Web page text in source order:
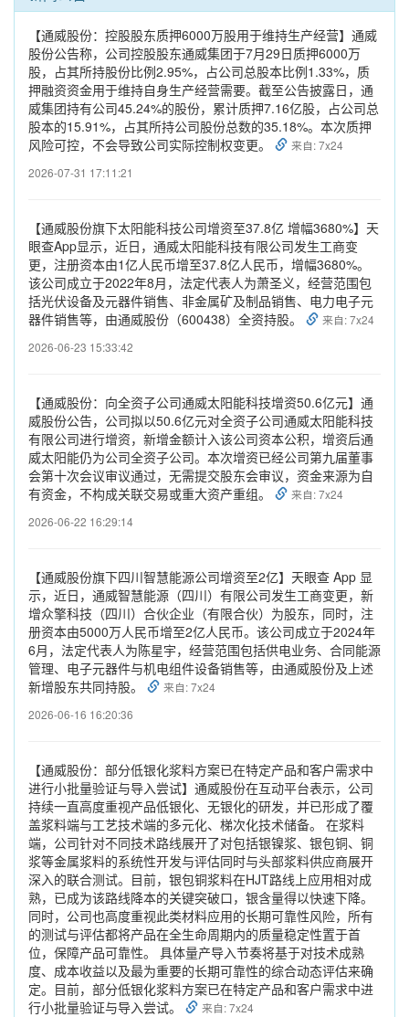
【通威股份：控股股东质押6000万股用于维持生产经营】通威
股份公告称，公司控股股东通威集团于7月29日质押6000万
股，占其所持股份比例2.95%，占公司总股本比例1.33%，质
押融资资金用于维持自身生产经营需要。截至公告披露日，通
威集团持有公司45.24%的股份，累计质押7.16亿股，占公司总
股本的15.91%，占其所持公司股份总数的35.18%。本次质押
风险可控，不会导致公司实际控制权变更。
来自: 7x24
2026-07-31 17:11:21
【通威股份旗下太阳能科技公司增资至37.8亿 增幅3680%】天
眼查App显示，近日，通威太阳能科技有限公司发生工商变
更，注册资本由1亿人民币增至37.8亿人民币，增幅3680%。
该公司成立于2022年8月，法定代表人为萧圣义，经营范围包
括光伏设备及元器件销售、非金属矿及制品销售、电力电子元
器件销售等，由通威股份（600438）全资持股。
来自: 7x24
2026-06-23 15:33:42
【通威股份：向全资子公司通威太阳能科技增资50.6亿元】通
威股份公告，公司拟以50.6亿元对全资子公司通威太阳能科技
有限公司进行增资，新增金额计入该公司资本公积，增资后通
威太阳能仍为公司全资子公司。本次增资已经公司第九届董事
会第十次会议审议通过，无需提交股东会审议，资金来源为自
有资金，不构成关联交易或重大资产重组。
来自: 7x24
2026-06-22 16:29:14
【通威股份旗下四川智慧能源公司增资至2亿】天眼查 App 显
示，近日，通威智慧能源（四川）有限公司发生工商变更，新
增众擎科技（四川）合伙企业（有限合伙）为股东，同时，注
册资本由5000万人民币增至2亿人民币。该公司成立于2024年
6月，法定代表人为陈星宇，经营范围包括供电业务、合同能源
管理、电子元器件与机电组件设备销售等，由通威股份及上述
新增股东共同持股。
来自: 7x24
2026-06-16 16:20:36
【通威股份：部分低银化浆料方案已在特定产品和客户需求中
进行小批量验证与导入尝试】通威股份在互动平台表示，公司
持续一直高度重视产品低银化、无银化的研发，并已形成了覆
盖浆料端与工艺技术端的多元化、梯次化技术储备。 在浆料
端，公司针对不同技术路线展开了对包括银镍浆、银包铜、铜
浆等金属浆料的系统性开发与评估同时与头部浆料供应商展开
深入的联合测试。目前，银包铜浆料在HJT路线上应用相对成
熟，已成为该路线降本的关键突破口，银含量得以快速下降。
同时，公司也高度重视此类材料应用的长期可靠性风险，所有
的测试与评估都将产品在全生命周期内的质量稳定性置于首
位，保障产品可靠性。 具体量产导入节奏将基于对技术成熟
度、成本收益以及最为重要的长期可靠性的综合动态评估来确
定。目前，部分低银化浆料方案已在特定产品和客户需求中进
行小批量验证与导入尝试。
来自: 7x24